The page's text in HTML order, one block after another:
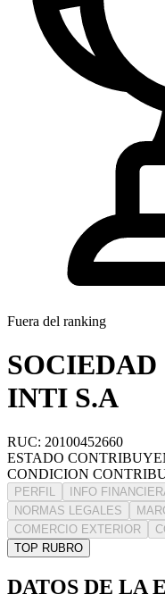
Fuera del ranking
INTI S.A
RUC: 20100452660
ESTADO
CONDICION
PERFIL INFO
NORMAS LEGALES
COMERCIO EXTERIOR
TOP RUBRO
DATOS DE LA